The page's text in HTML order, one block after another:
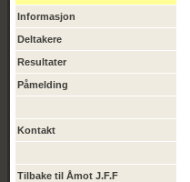
Informasjon
Deltakere
Resultater
Påmelding
Kontakt
Tilbake til Åmot J.F.F